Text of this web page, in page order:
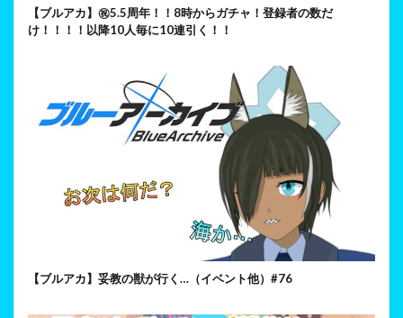
【ブルアカ】㊗5.5周年！！8時からガチャ！登録者の数だ
け！！！！以降10人毎に10連引く！！
【ブルアカ】妥教の獣が行く…（イベント他）#76